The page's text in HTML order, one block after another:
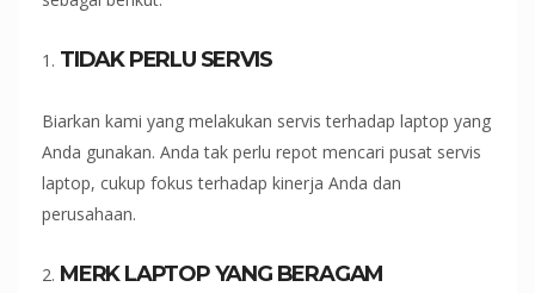
TIDAK PERLU SERVIS
Biarkan kami yang melakukan servis terhadap laptop yang
Anda gunakan. Anda tak perlu repot mencari pusat servis
laptop, cukup fokus terhadap kinerja Anda dan
perusahaan.
MERK LAPTOP YANG BERAGAM